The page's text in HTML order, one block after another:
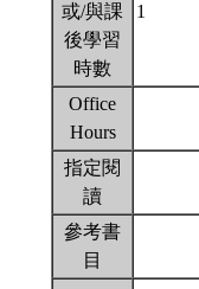
或/與課
後學習
時數
1
Office
Hours
指定閱
讀
參考書
目